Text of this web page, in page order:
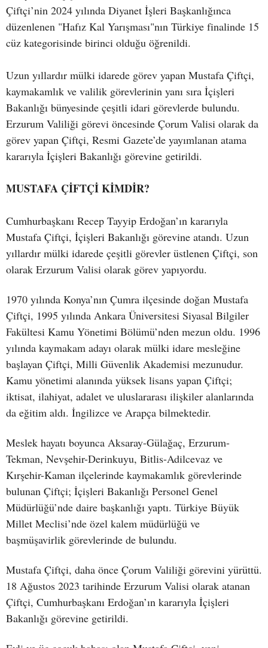
Çiftçi’nin 2024 yılında Diyanet İşleri Başkanlığınca
düzenlenen "Hafız Kal Yarışması"nın Türkiye finalinde 15
cüz kategorisinde birinci olduğu öğrenildi.
Uzun yıllardır mülki idarede görev yapan Mustafa Çiftçi,
kaymakamlık ve valilik görevlerinin yanı sıra İçişleri
Bakanlığı bünyesinde çeşitli idari görevlerde bulundu.
Erzurum Valiliği görevi öncesinde Çorum Valisi olarak da
görev yapan Çiftçi, Resmi Gazete’de yayımlanan atama
kararıyla İçişleri Bakanlığı görevine getirildi.
MUSTAFA ÇİFTÇİ KİMDİR?
Cumhurbaşkanı Recep Tayyip Erdoğan’ın kararıyla
Mustafa Çiftçi, İçişleri Bakanlığı görevine atandı. Uzun
yıllardır mülki idarede çeşitli görevler üstlenen Çiftçi, son
olarak Erzurum Valisi olarak görev yapıyordu.
1970 yılında Konya’nın Çumra ilçesinde doğan Mustafa
Çiftçi, 1995 yılında Ankara Üniversitesi Siyasal Bilgiler
Fakültesi Kamu Yönetimi Bölümü’nden mezun oldu. 1996
yılında kaymakam adayı olarak mülki idare mesleğine
başlayan Çiftçi, Milli Güvenlik Akademisi mezunudur.
Kamu yönetimi alanında yüksek lisans yapan Çiftçi;
iktisat, ilahiyat, adalet ve uluslararası ilişkiler alanlarında
da eğitim aldı. İngilizce ve Arapça bilmektedir.
Meslek hayatı boyunca Aksaray-Gülağaç, Erzurum-
Tekman, Nevşehir-Derinkuyu, Bitlis-Adilcevaz ve
Kırşehir-Kaman ilçelerinde kaymakamlık görevlerinde
bulunan Çiftçi; İçişleri Bakanlığı Personel Genel
Müdürlüğü’nde daire başkanlığı yaptı. Türkiye Büyük
Millet Meclisi’nde özel kalem müdürlüğü ve
başmüşavirlik görevlerinde de bulundu.
Mustafa Çiftçi, daha önce Çorum Valiliği görevini yürüttü.
18 Ağustos 2023 tarihinde Erzurum Valisi olarak atanan
Çiftçi, Cumhurbaşkanı Erdoğan’ın kararıyla İçişleri
Bakanlığı görevine getirildi.